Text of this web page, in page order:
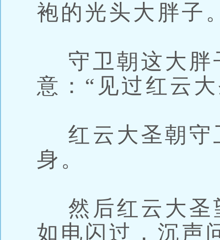
袍的光头大胖子
守卫朝这大胖
意：“见过红云
红云大圣朝守
身。
然后红云大圣
如电闪过，沉声